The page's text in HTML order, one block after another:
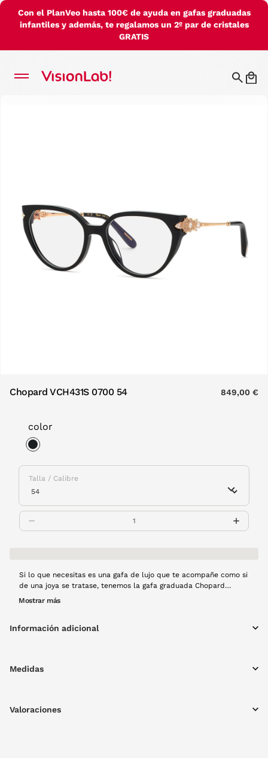
Con el PlanVeo hasta 100€ de ayuda en gafas graduadas
infantiles y además, te regalamos un 2º par de cristales
GRATIS
Chopard VCH431S 0700 54 849,00 €
color
Talla / Calibre
Si lo que necesitas es una gafa de lujo que te acompañe como si
de una joya se tratase, tenemos la gafa graduada Chopard
VCH431S para ti. Un diseño de forma cateye en pasta negro con
Mostrar más
Información adicional
Medidas
Valoraciones